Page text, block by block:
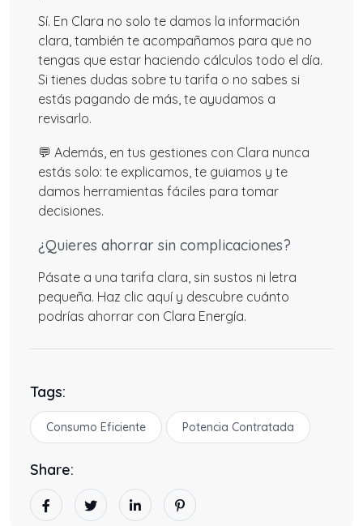
Sí. En Clara no solo te damos la información
clara, también te acompañamos para que no
tengas que estar haciendo cálculos todo el día.
Si tienes dudas sobre tu tarifa o no sabes si
estás pagando de más, te ayudamos a
revisarlo.
💬 Además, en tus gestiones con Clara nunca
estás solo: te explicamos, te guiamos y te
damos herramientas fáciles para tomar
decisiones.
¿Quieres ahorrar sin complicaciones?
Pásate a una tarifa clara, sin sustos ni letra
pequeña. Haz clic aquí y descubre cuánto
podrías ahorrar con Clara Energía.
Tags:
Consumo Eficiente Potencia Contratada
Share: